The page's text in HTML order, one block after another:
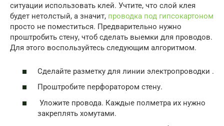
ситуации использовать клей. Учтите, что слой клея
будет нетолстый, а значит, проводка под гипсокартоном
просто не поместиться. Предварительно нужно
проштробить стену, чтоб сделать выемки для проводов.
Для этого воспользуйтесь следующим алгоритмом.
Сделайте разметку для линии электропроводки .
Проштробите перфоратором стену.
Уложите провода. Каждые полметра их нужно
закреплять хомутами.